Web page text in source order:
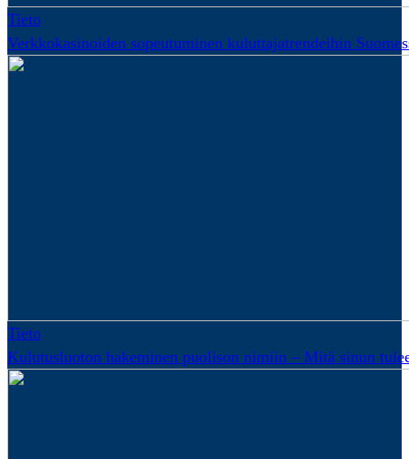
Tieto
Verkkokasinoiden sopeutuminen kuluttajatrendeihin
Tieto
Kulutusluoton hakeminen puolison nimiin – Mitä sinun